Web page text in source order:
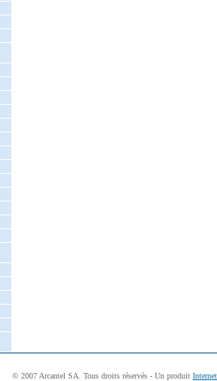
© 2007 Arcantel SA. Tous droits réservés - Un produit